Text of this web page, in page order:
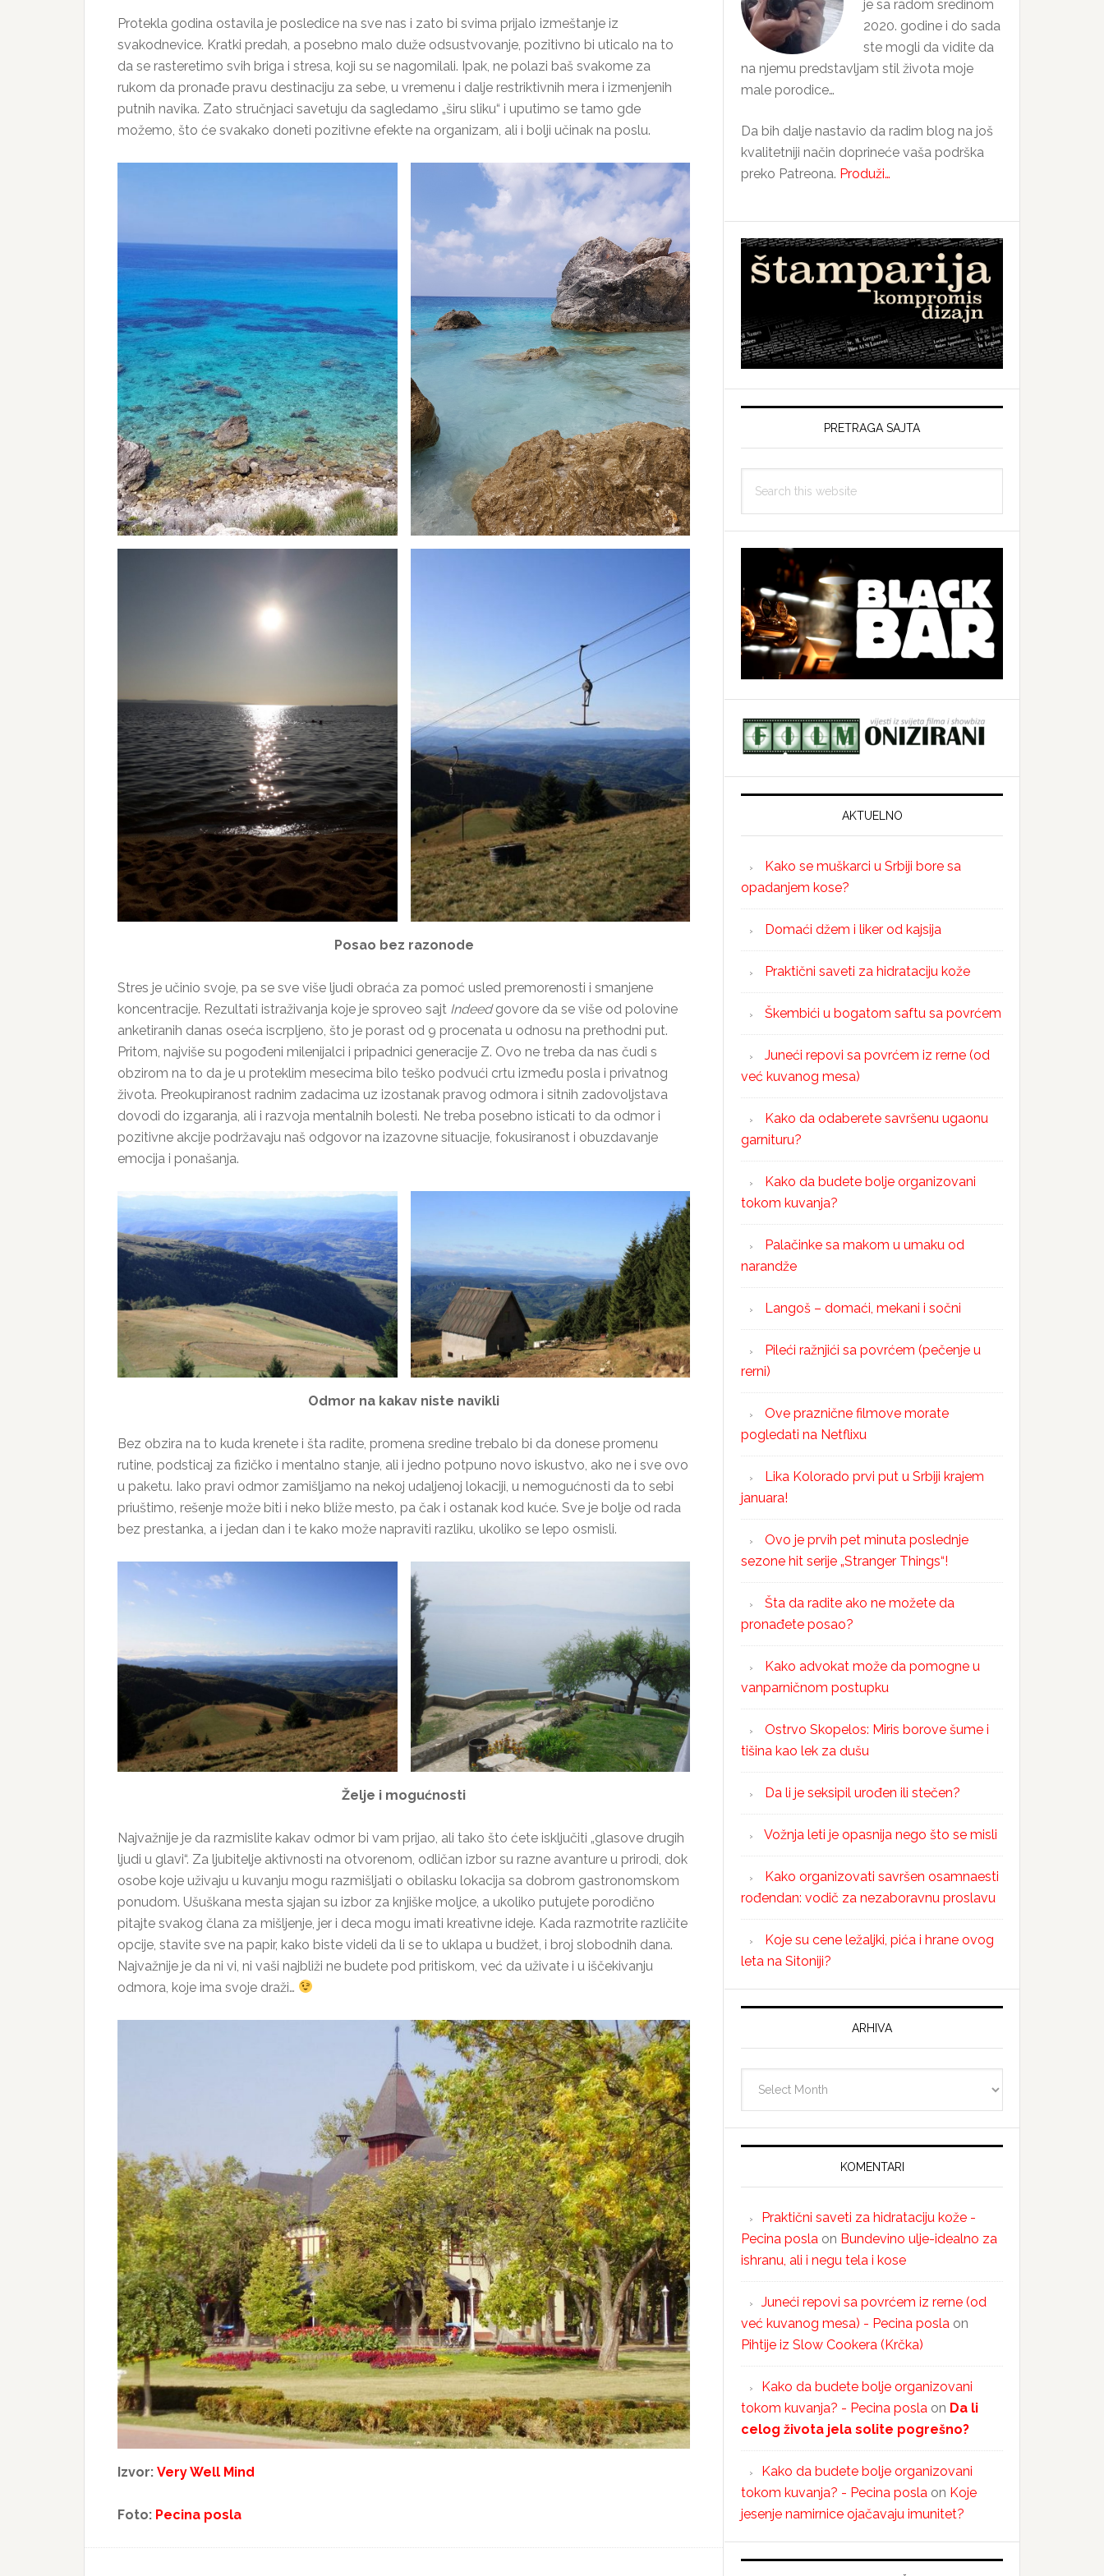
Protekla godina ostavila je posledice na sve nas i zato bi svima prijalo izmeštanje iz
svakodnevice. Kratki predah, a posebno malo duže odsustvovanje, pozitivno bi uticalo na to
da se rasteretimo svih briga i stresa, koji su se nagomilali. Ipak, ne polazi baš svakome za
rukom da pronađe pravu destinaciju za sebe, u vremenu i dalje restriktivnih mera i izmenjenih
putnih navika. Zato stručnjaci savetuju da sagledamo „širu sliku“ i uputimo se tamo gde
možemo, što će svakako doneti pozitivne efekte na organizam, ali i bolji učinak na poslu.
Posao bez razonode
Stres je učinio svoje, pa se sve više ljudi obraća za pomoć usled premorenosti i smanjene
koncentracije. Rezultati istraživanja koje je sproveo sajt Indeedgovore da se više od polovine
anketiranih danas oseća iscrpljeno, što je porast od 9 procenata u odnosu na prethodni put.
Pritom, najviše su pogođeni milenijalci i pripadnici generacije Z. Ovo ne treba da nas čudi s
obzirom na to da je u proteklim mesecima bilo teško podvući crtu između posla i privatnog
života. Preokupiranost radnim zadacima uz izostanak pravog odmora i sitnih zadovoljstava
dovodi do izgaranja, ali i razvoja mentalnih bolesti. Ne treba posebno isticati to da odmor i
pozitivne akcije podržavaju naš odgovor na izazovne situacije, fokusiranost i obuzdavanje
emocija i ponašanja.
Odmor na kakav niste navikli
Bez obzira na to kuda krenete i šta radite, promena sredine trebalo bi da donese promenu
rutine, podsticaj za fizičko i mentalno stanje, ali i jedno potpuno novo iskustvo, ako ne i sve ovo
u paketu. Iako pravi odmor zamišljamo na nekoj udaljenoj lokaciji, u nemogućnosti da to sebi
priuštimo, rešenje može biti i neko bliže mesto, pa čak i ostanak kod kuće. Sve je bolje od rada
bez prestanka, a i jedan dan i te kako može napraviti razliku, ukoliko se lepo osmisli.
Želje i mogućnosti
Najvažnije je da razmislite kakav odmor bi vam prijao, ali tako što ćete isključiti „glasove drugih
ljudi u glavi“. Za ljubitelje aktivnosti na otvorenom, odličan izbor su razne avanture u prirodi, dok
osobe koje uživaju u kuvanju mogu razmišljati o obilasku lokacija sa dobrom gastronomskom
ponudom. Ušuškana mesta sjajan su izbor za knjiške moljce, a ukoliko putujete porodično
pitajte svakog člana za mišljenje, jer i deca mogu imati kreativne ideje. Kada razmotrite različite
opcije, stavite sve na papir, kako biste videli da li se to uklapa u budžet, i broj slobodnih dana.
Najvažnije je da ni vi, ni vaši najbliži ne budete pod pritiskom, već da uživate i u iščekivanju
odmora, koje ima svoje draži…
Izvor: Very Well Mind
Foto: Pecina posla
je sa radom sredinom
2020. godine i do sada
ste mogli da vidite da
na njemu predstavljam stil života moje
male porodice…
Da bih dalje nastavio da radim blog na još
kvalitetniji način doprineće vaša podrška
preko Patreona. Produži…
PRETRAGA SAJTA
this
AKTUELNO
Kako se muškarci u Srbiji bore sa
opadanjem kose?
Domaći džem i liker od kajsija
Praktični saveti za hidrataciju kože
Škembići u bogatom saftu sa povrćem
Juneći repovi sa povrćem iz rerne (od
već kuvanog mesa)
Kako da odaberete savršenu ugaonu
garnituru?
Kako da budete bolje organizovani
tokom kuvanja?
Palačinke sa makom u umaku od
narandže
Langoš – domaći, mekani i sočni
Pileći ražnjići sa povrćem (pečenje u
rerni)
Ove praznične filmove morate
pogledati na Netflixu
Lika Kolorado prvi put u Srbiji krajem
januara!
Ovo je prvih pet minuta poslednje
sezone hit serije „Stranger Things“!
Šta da radite ako ne možete da
pronađete posao?
Kako advokat može da pomogne u
vanparničnom postupku
Ostrvo Skopelos: Miris borove šume i
tišina kao lek za dušu
Da li je seksipil urođen ili stečen?
Vožnja leti je opasnija nego što se misli
Kako organizovati savršen osamnaesti
rođendan: vodič za nezaboravnu proslavu
Koje su cene ležaljki, pića i hrane ovog
leta na Sitoniji?
ARHIVA
KOMENTARI
Praktični saveti za hidrataciju kože -
Pecina posla on Bundevino ulje-idealno za
ishranu, ali i negu tela i kose
Juneći repovi sa povrćem iz rerne (od
već kuvanog mesa) - Pecina posla on
Pihtije iz Slow Cookera (Krčka)
Kako da budete bolje organizovani
tokom kuvanja? - Pecina posla on Da li
celog života jela solite pogrešno?
Kako da budete bolje organizovani
tokom kuvanja? - Pecina posla on Koje
jesenje namirnice ojačavaju imunitet?